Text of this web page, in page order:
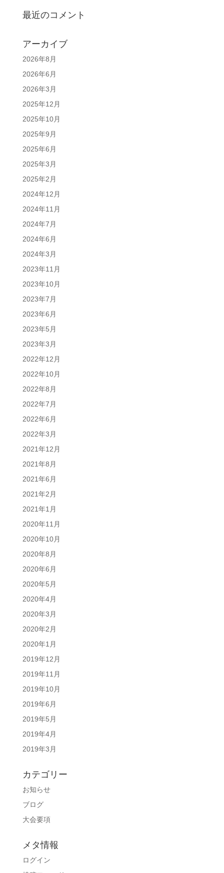
最近のコメント
アーカイブ
2026年8月
2026年6月
2026年3月
2025年12月
2025年10月
2025年9月
2025年6月
2025年3月
2025年2月
2024年12月
2024年11月
2024年7月
2024年6月
2024年3月
2023年11月
2023年10月
2023年7月
2023年6月
2023年5月
2023年3月
2022年12月
2022年10月
2022年8月
2022年7月
2022年6月
2022年3月
2021年12月
2021年8月
2021年6月
2021年2月
2021年1月
2020年11月
2020年10月
2020年8月
2020年6月
2020年5月
2020年4月
2020年3月
2020年2月
2020年1月
2019年12月
2019年11月
2019年10月
2019年6月
2019年5月
2019年4月
2019年3月
カテゴリー
お知らせ
ブログ
大会要項
メタ情報
ログイン